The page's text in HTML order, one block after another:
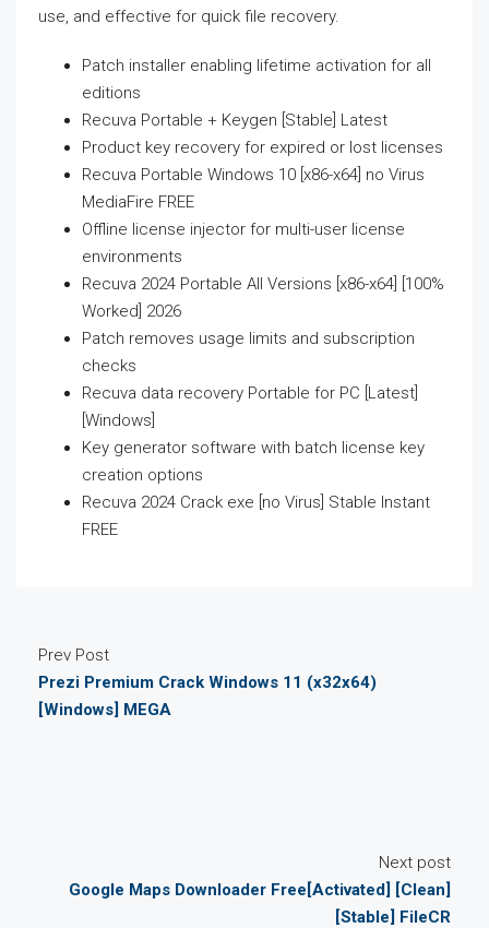
use, and effective for quick file recovery.
Patch installer enabling lifetime activation for all
editions
Recuva Portable + Keygen [Stable] Latest
Product key recovery for expired or lost licenses
Recuva Portable Windows 10 [x86-x64] no Virus
MediaFire FREE
Offline license injector for multi-user license
environments
Recuva 2024 Portable All Versions [x86-x64] [100%
Worked] 2026
Patch removes usage limits and subscription
checks
Recuva data recovery Portable for PC [Latest]
[Windows]
Key generator software with batch license key
creation options
Recuva 2024 Crack exe [no Virus] Stable Instant
FREE
Prev Post
Prezi Premium Crack Windows 11 (x32x64)
[Windows] MEGA
Next post
Google Maps Downloader Free[Activated] [Clean]
[Stable] FileCR